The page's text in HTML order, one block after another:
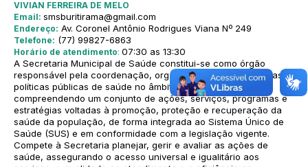
VIVIAN FERREIRA DE MELO
Email: smsburitirama@gmail.com
Endereço: Av. Coronel Antônio Rodrigues Viana Nº 249
Telefone: (77) 99827-6863
Horário de atendimento: 07:30 as 13:30
A Secretaria Municipal de Saúde constitui-se como órgão
responsável pela coordenação, organização e execução das
políticas públicas de saúde no âmbito do município,
compreendendo um conjunto de ações, serviços, programas e
estratégias voltadas à promoção, proteção e recuperação da
saúde da população, de forma integrada ao Sistema Único de
Saúde (SUS) e em conformidade com a legislação vigente.
Compete à Secretaria planejar, gerir e avaliar as ações de
saúde, assegurando o acesso universal e igualitário aos